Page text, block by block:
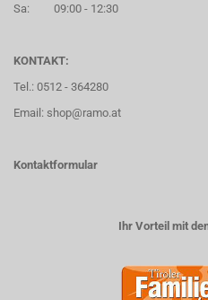
Sa: 09:00 - 12:30
KONTAKT:
Tel.: 0512 - 364280
Email: shop@ramo.at
Kontaktformular
Ihr Vorteil mit